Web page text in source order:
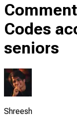
Codes
seniors
Shreesh